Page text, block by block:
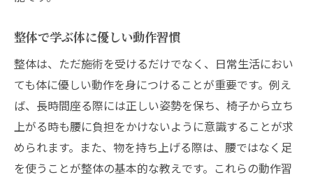
整体で学ぶ体に優しい動作習慣
整体は、ただ施術を受けるだけでなく、日常生活におい
ても体に優しい動作を身につけることが重要です。例え
ば、長時間座る際には正しい姿勢を保ち、椅子から立ち
上がる時も腰に負担をかけないように意識することが求
められます。また、物を持ち上げる際は、腰ではなく足
を使うことが整体の基本的な教えです。これらの動作習